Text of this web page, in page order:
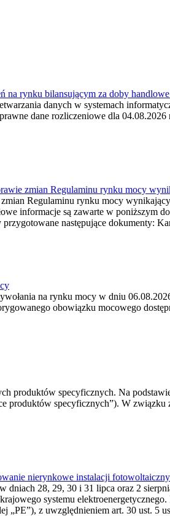
rynku bilansującym za doby
danych w systemach
dane rozliczeniowe dla
zmian Regulaminu rynku mocy
Regulaminu rynku mocy
informacje są zawarte w
następujące dokumenty:
na rynku mocy w dniu
obowiązku mocowego
produktów specyficznych. Na
produktów specyficznych”). W
nierynkowe instalacji
28, 29, 30 i 31 lipca oraz 2
systemu
„PE”), z uwzględnieniem art. 30 ust. 5